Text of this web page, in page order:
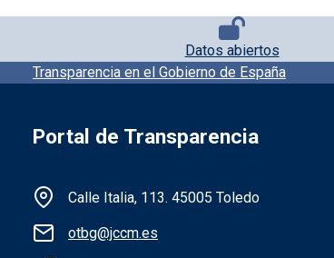
Pie de página con iconos
Datos abiertos
Pie de pagina
Transparencia en el Gobierno de España
Portal de Transparencia
Información de la
Calle Italia, 113. 45005 Toledo
otbg@jccm.es